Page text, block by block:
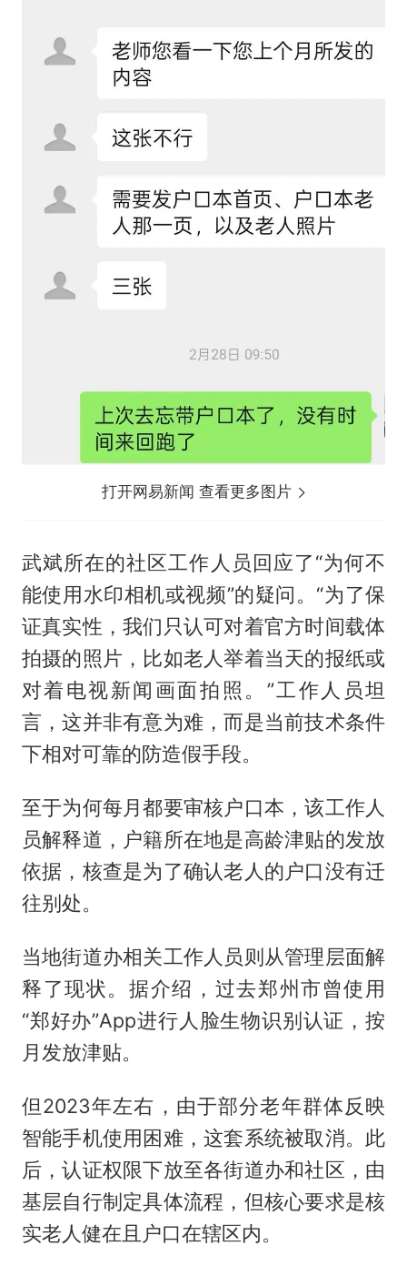
打开网易新闻 查看更多图片
武斌所在的社区工作人员回应了“为何不
能使用水印相机或视频”的疑问。“为了保
证真实性，我们只认可对着官方时间载体
拍摄的照片，比如老人举着当天的报纸或
对着电视新闻画面拍照。”工作人员坦
言，这并非有意为难，而是当前技术条件
下相对可靠的防造假手段。
至于为何每月都要审核户口本，该工作人
员解释道，户籍所在地是高龄津贴的发放
依据，核查是为了确认老人的户口没有迁
往别处。
当地街道办相关工作人员则从管理层面解
释了现状。据介绍，过去郑州市曾使用
“郑好办”App进行人脸生物识别认证，按
月发放津贴。
但2023年左右，由于部分老年群体反映
智能手机使用困难，这套系统被取消。此
后，认证权限下放至各街道办和社区，由
基层自行制定具体流程，但核心要求是核
实老人健在且户口在辖区内。